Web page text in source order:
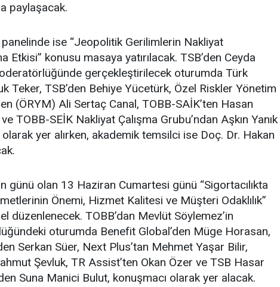
paylaşacak.
ise “Jeopolitik Gerilimlerin Nakliyat
Etkisi” konusu masaya yatırılacak. TSB’den Ceyda
gerçekleştirilecek oturumda Türk
Teker, TSB’den Behiye Yücetürk, Özel Riskler Yönetim
(ÖRYM) Ali Sertaç Canal, TOBB-SAİK’ten Hasan
TOBB-SEİK Nakliyat Çalışma Grubu’ndan Aşkın Yanık
olarak yer alırken, akademik temsilci ise Doç. Dr. Hakan
günü olan 13 Haziran Cumartesi günü “Sigortacılıkta
Önemi, Hizmet Kalitesi ve Müşteri Odaklılık”
düzenlenecek. TOBB’dan Mevlüt Söylemez’in
oturumda Benefit Global’den Müge Horasan,
Serkan Süer, Next Plus’tan Mehmet Yaşar Bilir,
Şevluk, TR Assist’ten Okan Özer ve TSB Hasar
Suna Manici Bulut, konuşmacı olarak yer alacak.